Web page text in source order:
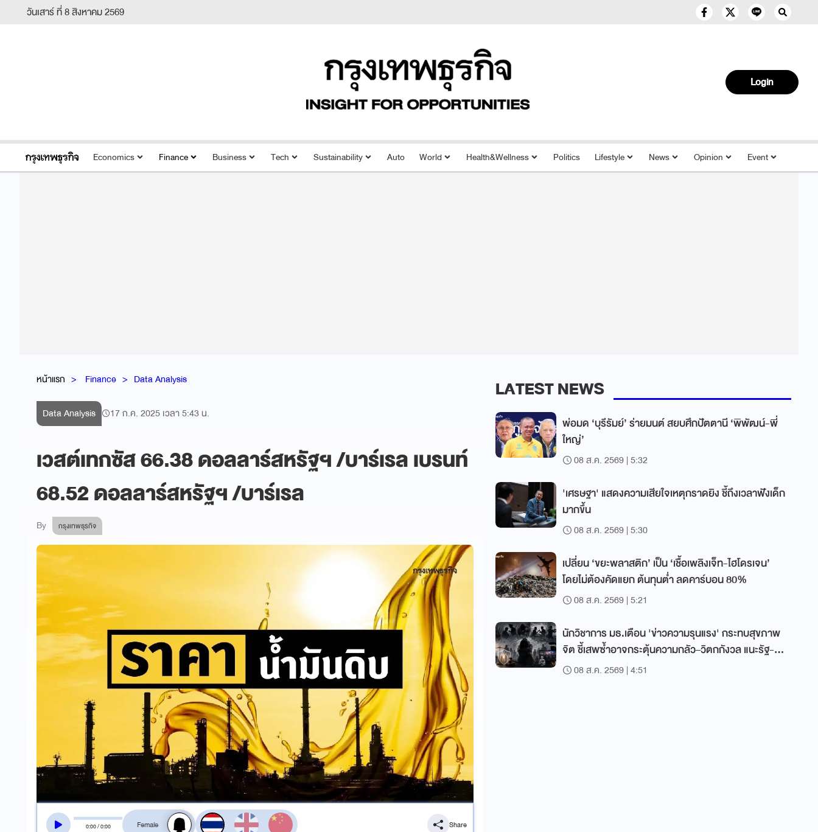
วันเสาร์ ที่ 8 สิงหาคม 2569
Login
Economics Finance Business Tech Sustainability Auto World Health&Wellness Politics Lifestyle News Opinion Event
หน้าแรก Finance Data Analysis
Data Analysis 17 ก.ค. 2025 เวลา 5:43 น.
เวสต์เทกซัส 66.38 ดอลลาร์สหรัฐฯ /บาร์เรล เบรนท์
68.52 ดอลลาร์สหรัฐฯ /บาร์เรล
By กรุงเทพธุรกิจ
0:00/0:00
สลับเสียงอ่าน
Share
LATEST NEWS
พ่อมด ‘บุรีรัมย์’ ร่ายมนต์ สยบศึกปัตตานี ‘พิพัฒน์-พี่
ใหญ่’
08 ส.ค. 2569 | 5:32
'เศรษฐา' แสดงความเสียใจเหตุกราดยิง ชี้ถึงเวลาฟังเด็ก
มากขึ้น
08 ส.ค. 2569 | 5:30
เปลี่ยน ‘ขยะพลาสติก’ เป็น ‘เชื้อเพลิงเจ็ท-ไฮโดรเจน’
โดยไม่ต้องคัดแยก ต้นทุนต่ำ ลดคาร์บอน 80%
08 ส.ค. 2569 | 5:21
นักวิชาการ มธ.เตือน 'ข่าวความรุนแรง' กระทบสุขภาพ
จิต ชี้เสพซ้ำอาจกระตุ้นความกลัว–วิตกกังวล แนะรัฐ-
สื่อร่วมสร้างพื้นที่ปลอดภัย
08 ส.ค. 2569 | 4:51